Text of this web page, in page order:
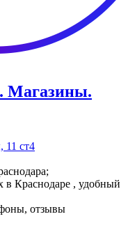
Магазины.
11 ст4
в Краснодаре , удобный
отзывы